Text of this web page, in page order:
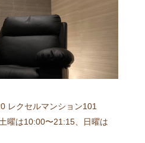
レクセルマンション101
は10:00〜21:15、日曜は